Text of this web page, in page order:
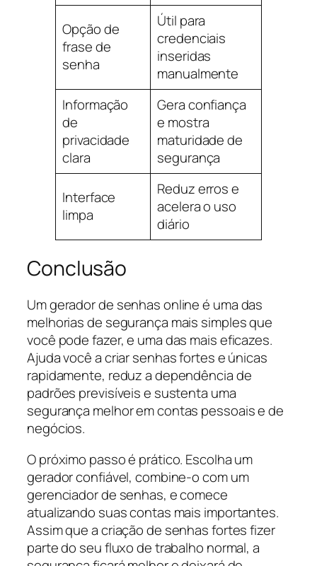
Opção de
frase de
senha
Útil para
credenciais
inseridas
manualmente
Informação
de
privacidade
clara
Gera confiança
e mostra
maturidade de
segurança
Interface
limpa
Reduz erros e
acelera o uso
diário
Conclusão
Um gerador de senhas online é uma das
melhorias de segurança mais simples que
você pode fazer, e uma das mais eficazes.
Ajuda você a criar senhas fortes e únicas
rapidamente, reduz a dependência de
padrões previsíveis e sustenta uma
segurança melhor em contas pessoais e de
negócios.
O próximo passo é prático. Escolha um
gerador confiável, combine-o com um
gerenciador de senhas, e comece
atualizando suas contas mais importantes.
Assim que a criação de senhas fortes fizer
parte do seu fluxo de trabalho normal, a